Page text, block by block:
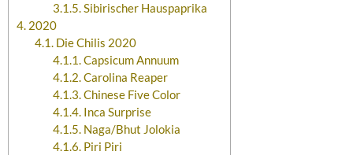
3.1.5.Sibirischer Hauspaprika
4. 2020
4.1.Die Chilis 2020
4.1.1.Capsicum Annuum
4.1.2.Carolina Reaper
4.1.3.Chinese Five Color
4.1.4.Inca Surprise
4.1.5.Naga/Bhut Jolokia
4.1.6.Piri Piri